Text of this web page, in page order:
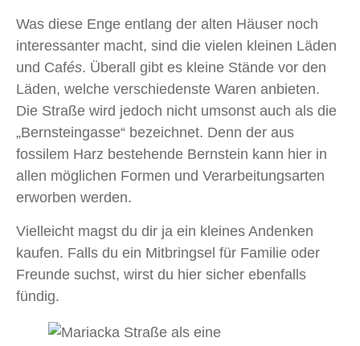
Was diese Enge entlang der alten Häuser noch
interessanter macht, sind die vielen kleinen Läden
und Cafés. Überall gibt es kleine Stände vor den
Läden, welche verschiedenste Waren anbieten.
Die Straße wird jedoch nicht umsonst auch als die
„Bernsteingasse“ bezeichnet. Denn der aus
fossilem Harz bestehende Bernstein kann hier in
allen möglichen Formen und Verarbeitungsarten
erworben werden.
Vielleicht magst du dir ja ein kleines Andenken
kaufen. Falls du ein Mitbringsel für Familie oder
Freunde suchst, wirst du hier sicher ebenfalls
fündig.